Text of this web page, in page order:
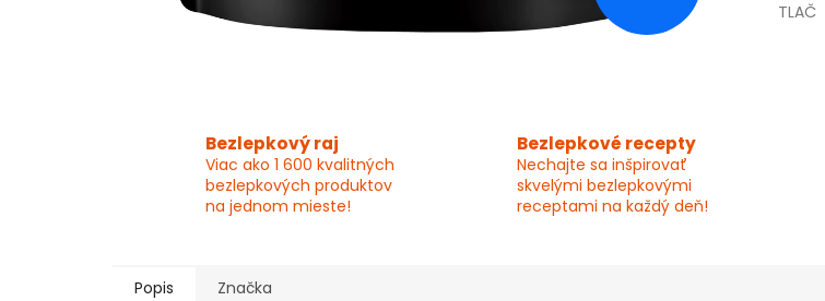
TLAČ
Bezlepkový raj
Viac ako 1 600 kvalitných
bezlepkových produktov
na jednom mieste!
Bezlepkové recepty
Nechajte sa inšpirovať
skvelými bezlepkovými
receptami na každý deň!
Popis Značka